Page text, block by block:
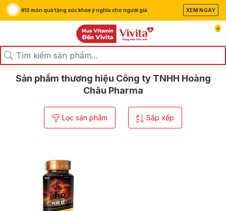
#10 món quà tặng sức khỏe ý nghĩa cho người già XEM NGAY
0
Trang chủ/Thương hiệu/
Sản phẩm thương hiệu Công ty TNHH Hoàng
Châu Pharma
Lọc sản phẩm Sắp xếp